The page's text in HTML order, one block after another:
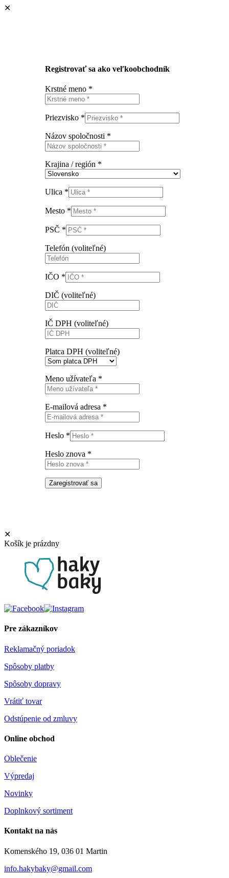
✕
Registrovať sa ako veľkoobchodník
Krstné meno *
Priezvisko *
Názov spoločnosti *
Krajina / región *
Ulica *
Mesto *
PSČ *
Telefón (voliteľné)
IČO *
DIČ (voliteľné)
IČ DPH (voliteľné)
Platca DPH (voliteľné)
Meno užívateľa *
E-mailová adresa *
Heslo *
Heslo znova *
Zaregistrovať sa
✕
Košík je prázdny
Pre zákazníkov
Reklamačný poriadok
Spôsoby platby
Spôsoby dopravy
Vrátiť tovar
Odstúpenie od zmluvy
Online obchod
Oblečenie
Výpredaj
Novinky
Doplnkový sortiment
Kontakt na nás
Komenského 19, 036 01 Martin
info.hakybaky@gmail.com